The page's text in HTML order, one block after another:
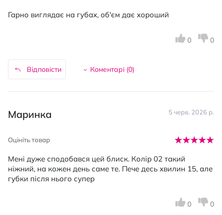
Гарно виглядає на губах, об'єм дає хороший
Відповісти Коментарі (0)
0 0
Маринка 5 черв. 2026 р.
Оцініть товар
Мені дуже сподобався цей блиск. Колір 02 такий
ніжний, на кожен день саме те. Пече десь хвилин 15, але
губки після нього супер
0 0